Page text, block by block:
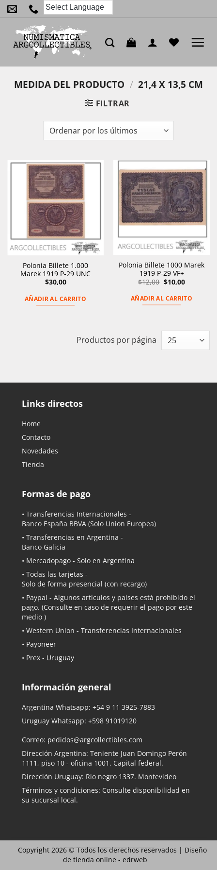
Saltar
al
contenido
MEDIDA DEL PRODUCTO / 21,4 X 13,5 CM
FILTRAR
Polonia Billete 1.000
Marek 1919 P-29 UNC
$30,00
AÑADIR AL CARRITO
Polonia Billete 1000 Marek
1919 P-29 VF+
$12,00 El
precio
original
era:
$12,00.
$10,00El
precio
actual
es:
AÑADIR AL CARRITO
Productos por página
Links directos
Home
Contacto
Novedades
Tienda
Formas de pago
• Transferencias Internacionales -
Banco España BBVA (Solo Union Europea)
• Transferencias en Argentina -
Banco Galicia
• Mercadopago - Solo en Argentina
• Todas las tarjetas -
Solo de forma presencial (con recargo)
• Paypal - Algunos artículos y países está prohibido el
pago. (Consulte en caso de requerir el pago por este
medio )
• Western Union - Transferencias Internacionales
• Payoneer
• Prex - Uruguay
Información general
Argentina Whatsapp: +54 9 11 3925-7883
Uruguay Whatsapp: +598 91019120
Correo: pedidos@argcollectibles.com
Dirección Argentina: Teniente Juan Domingo Perón
1111, piso 10 - oficina 1001. Capital federal.
Dirección Uruguay: Rio negro 1337. Montevideo
Términos y condiciones: Consulte disponibilidad en
su sucursal local.
Copyright 2026 © Todos los derechos reservados | Diseño
de tienda online - edrweb